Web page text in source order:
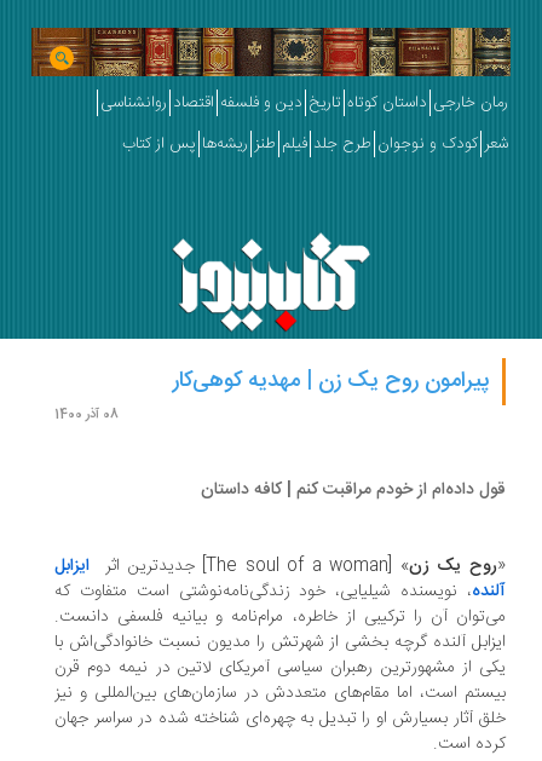
خارجی داستان کوتاه تاریخ دین و فلسفه اقتصاد روانشناسی
کودک و نوجوان طرح جلد فیلم طنز ریشه‌ها پس از کتاب
پیرامون روح یک زن | مهدیه کوهی‌کار
داده‌ام از خودم مراقبت کنم | کافه داستان
یک زن» [The soul of a woman] جدیدترین اثر
ایزابل
، نویسنده شیلیایی، خود زندگی‌نامه‌نوشتی است متفاوت که
آن را ترکیبی از خاطره، مرام‌نامه و بیانیه فلسفی دانست.
آلنده گرچه بخشی از شهرتش را مدیون نسبت خانوادگی‌اش با
از مشهورترین رهبران سیاسی آمریکای لاتین در نیمه دوم قرن
است، اما مقام‌های متعددش در سازمان‌های بین‌المللی و نیز
آثار بسیارش او را تبدیل به چهره‌ای شناخته شده در سراسر جهان
است.